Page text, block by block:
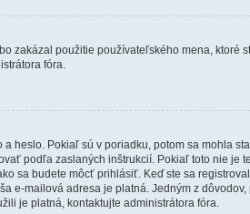
zakázal použitie používateľského mena,
fóra.
heslo. Pokiaľ sú v poriadku, potom sa mohla
podľa zaslaných inštrukcií. Pokiaľ toto nie
sa budete môcť prihlásiť. Keď ste sa
e-mailová adresa je platná. Jedným z
je platná, kontaktujte administrátora fóra.